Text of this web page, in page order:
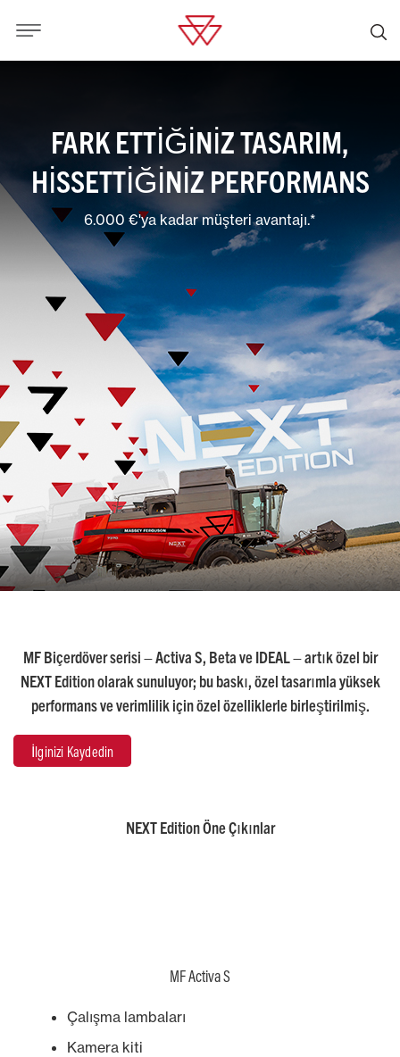
FARK ETTIĞINIZ TASARIM,
HISSETTIĞINIZ PERFORMANS
6.000 €'ya kadar müşteri avantajı.*
MF Biçerdöver serisi – Activa S, Beta ve IDEAL – artık özel bir
NEXT Edition olarak sunuluyor; bu baskı, özel tasarımla yüksek
performans ve verimlilik için özel özelliklerle birleştirilmiş.
İlginizi Kaydedin
NEXT Edition Öne Çıkınlar
MF Activa S
Çalışma lambaları
Kamera kiti